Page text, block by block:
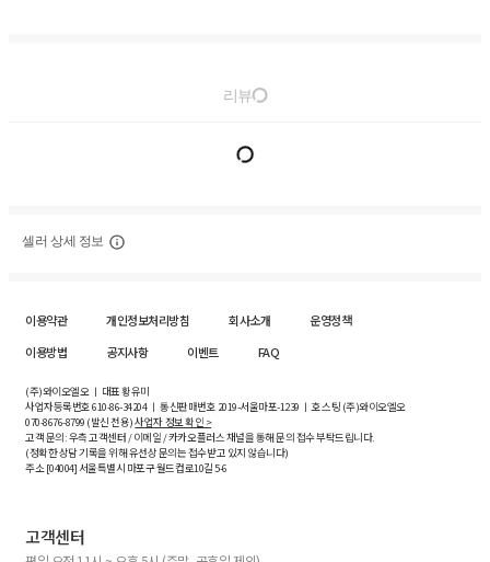
리뷰
셀러 상세 정보
이용약관 개인정보처리방침 회사소개
운영정책
이용방법
공지사항 이벤트 FAQ
(주)와이오엘오 ㅣ 대표 황유미
사업자등록번호610-86-34204ㅣ 통신판매번호 2019-서울마포-1239 ㅣ 호스팅 (주)와이오엘오
070-8676-8799 (발신 전용)사업자 정보 확인 >
고객 문의: 우측 고객센터 / 이메일 / 카카오플러스 채널을 통해 문의 접수 부탁드립니다.
(정확한 상담 기록을 위해 유선상 문의는 접수받고 있지 않습니다)
주소 [04004] 서울특별시 마포구 월드컵로10길5-6
고객센터